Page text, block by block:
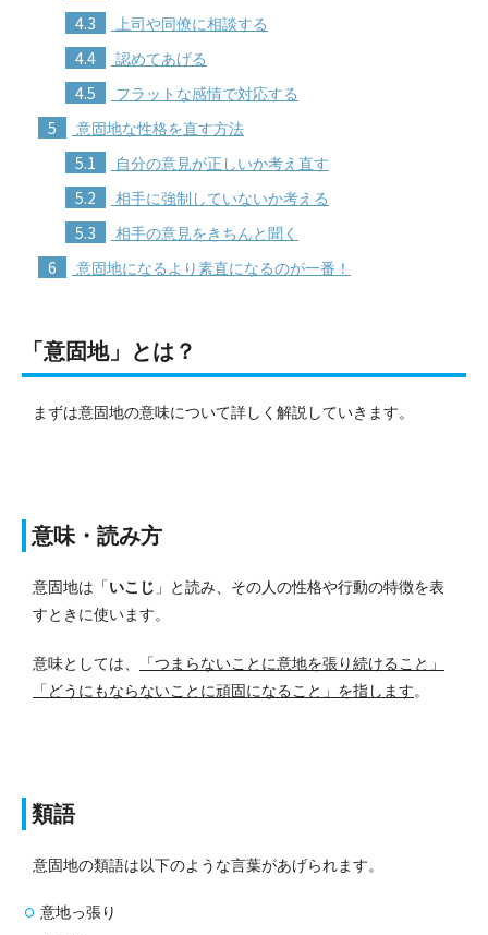
4.3 上司や同僚に相談する
4.4 認めてあげる
4.5 フラットな感情で対応する
5 意固地な性格を直す方法
5.1 自分の意見が正しいか考え直す
5.2 相手に強制していないか考える
5.3 相手の意見をきちんと聞く
6 意固地になるより素直になるのが一番！
「意固地」とは？
まずは意固地の意味について詳しく解説していきます。
意味・読み方
意固地は「いこじ 」と読み、その人の性格や行動の特徴を表
すときに使います。
意味としては、
「つまらないことに意地を張り続けること」
「どうにもならないことに頑固になること」を指します。
類語
意固地の類語は以下のような言葉があげられます。
意地っ張り